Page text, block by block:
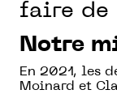
faire de
Notre
En 2021, les
Moinard et